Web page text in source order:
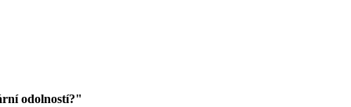
odolností?"